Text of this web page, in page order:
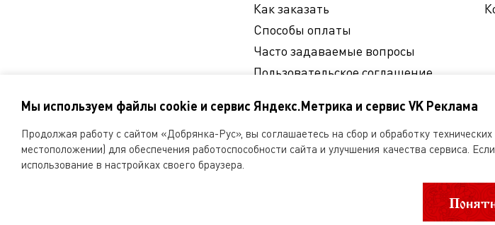
Как заказать
Способы оплаты
Часто задаваемые вопросы
Пользовательское соглашение
персональных данных
Мы
в
Копирование и любое другое использование информации,
Мы используем файлы cookie и сервис Яндекс.Метрика и сервис VK Реклама
Продолжая работу с сайтом «Добрянка-Рус», вы соглашаетесь на сбор и обработку
местоположении) для обеспечения работоспособности сайта и улучшения качества сервиса.
использование в настройках своего браузера.